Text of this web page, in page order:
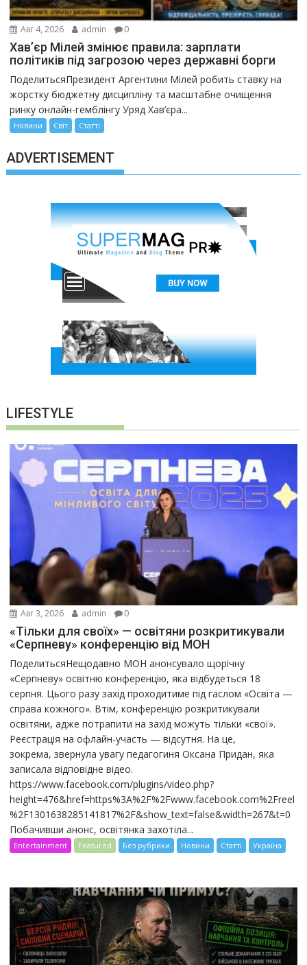
Авг 4, 2026 admin 0
Хав’єр Мілей змінює правила: зарплати
політиків під загрозою через державні борги
ПоделитьсяПрезидент Аргентини Мілей робить ставку на
жорстку бюджетну дисципліну та масштабне очищення
ринку онлайн-гемблінгу Уряд Хав’єра...
Новини Світ Статті
ADVERTISEMENT
LIFESTYLE
Авг 3, 2026 admin 0
«Тільки для своїх» — освітяни розкритикували
«Серпневу» конференцію від МОН
ПоделитьсяНещодавно МОН анонсувало щорічну
«Серпневу» освітню конференцію, яка відбудеться 18
серпня. Цього разу захід проходитиме під гаслом «Освіта —
справа кожного». Втім, конференцію розкритикували
освітяни, адже потрапити на захід можуть тільки «свої».
Реєстрація на офлайн-участь — відсутня. На це,
зокрема, звернула увагу педагогиня Оксана Придан, яка
записала відповідне відео.
https://www.facebook.com/plugins/video.php?
height=476&href=https%3A%2F%2Fwww.facebook.com%2Freel
%2F1301638285141817%2F&show_text=false&width=267&t=0
Побачивши анонс, освітянка захотіла...
Entertainment Featured Без рубрики Новини Статті Україна